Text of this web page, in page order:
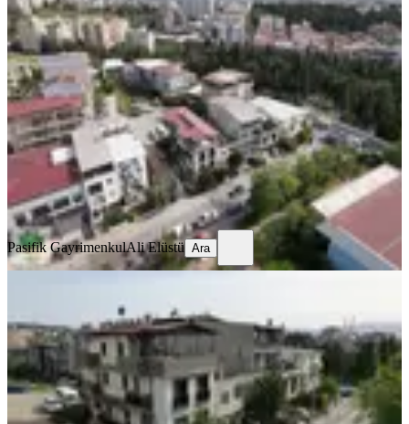
Pasifikten Buca Adatepede Satılık 3+1
2 Adet Tripleks Villa
Buca, Adatepe Mahallesi
3+1·160 m²·23.06.2026
19.350.000 ₺
Pasifik GayrimenkulAli Elüstü
Ara
Pasifik GayrimenkulAli Elüstü Ara
2 Tripleks Geniş Villa
Buca, Adatepe Mahallesi
3+1 ·173 m²·23.06.2026
19.350.000 ₺